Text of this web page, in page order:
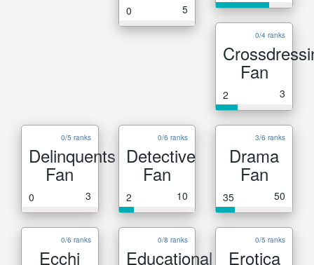
0 5
0/4 ranks
Fan
2 3
0/5 ranks
Delinquents
Fan
0 3
0/6 ranks
Detective
Fan
2 10
3/6 ranks
Drama
Fan
35 50
0/6 ranks
Ecchi
0/8 ranks
Educational
0/5 ranks
Erotica